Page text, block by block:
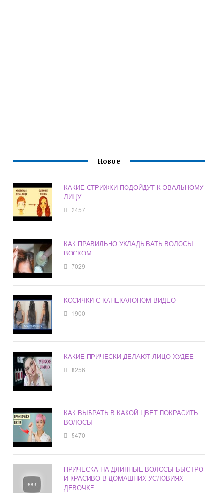
Новое
КАКИЕ СТРИЖКИ ПОДОЙДУТ К ОВАЛЬНОМУ
ЛИЦУ
2457
КАК ПРАВИЛЬНО УКЛАДЫВАТЬ ВОЛОСЫ
ВОСКОМ
7029
КОСИЧКИ С КАНЕКАЛОНОМ ВИДЕО
1900
КАКИЕ ПРИЧЕСКИ ДЕЛАЮТ ЛИЦО ХУДЕЕ
8256
КАК ВЫБРАТЬ В КАКОЙ ЦВЕТ ПОКРАСИТЬ
ВОЛОСЫ
5470
ПРИЧЕСКА НА ДЛИННЫЕ ВОЛОСЫ БЫСТРО
И КРАСИВО В ДОМАШНИХ УСЛОВИЯХ
ДЕВОЧКЕ